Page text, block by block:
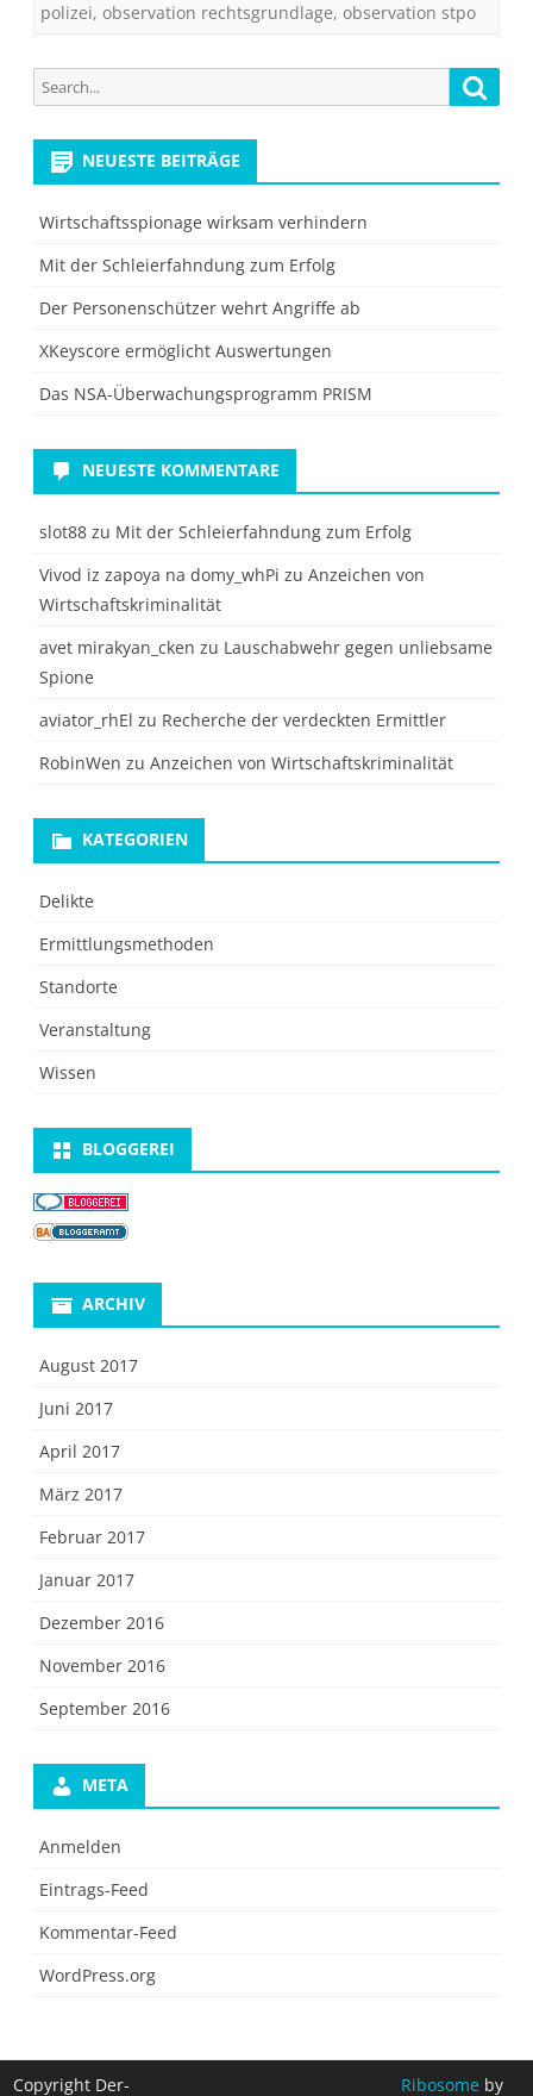
polizei, observation rechtsgrundlage, observation stpo
Search
for:
NEUESTE BEITRÄGE
Wirtschaftsspionage wirksam verhindern
Mit der Schleierfahndung zum Erfolg
Der Personenschützer wehrt Angriffe ab
XKeyscore ermöglicht Auswertungen
Das NSA-Überwachungsprogramm PRISM
NEUESTE KOMMENTARE
slot88 zu Mit der Schleierfahndung zum Erfolg
Vivod iz zapoya na domy_whPi zu Anzeichen von
Wirtschaftskriminalität
avet mirakyan_cken zu Lauschabwehr gegen unliebsame
Spione
aviator_rhEl zu Recherche der verdeckten Ermittler
RobinWen zu Anzeichen von Wirtschaftskriminalität
KATEGORIEN
Delikte
Ermittlungsmethoden
Standorte
Veranstaltung
Wissen
BLOGGEREI
ARCHIV
August 2017
Juni 2017
April 2017
März 2017
Februar 2017
Januar 2017
Dezember 2016
November 2016
September 2016
META
Anmelden
Eintrags-Feed
Kommentar-Feed
WordPress.org
Copyright Der- Ribosome by